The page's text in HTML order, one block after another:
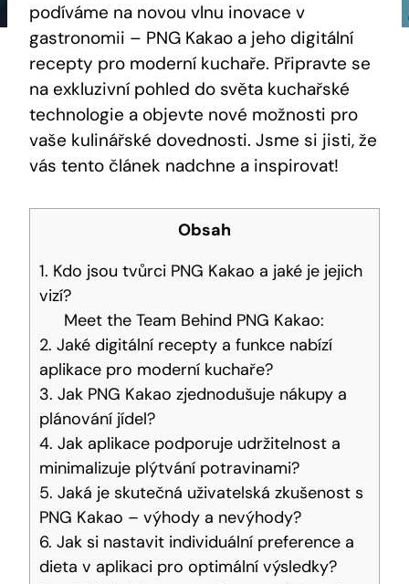
podíváme ⁤na novou ​vlnu inovace v
gastronomii‍ – PNG Kakao a jeho digitální
recepty pro moderní kuchaře. Připravte se
na⁤ exkluzivní ⁢pohled do světa⁢ kuchařské
technologie a⁣ objevte⁣ nové možnosti pro
vaše kulinářské dovednosti. ​Jsme si jisti, že‍
vás tento článek nadchne ​a inspirovat!
Obsah
1. Kdo jsou tvůrci PNG ⁤Kakao ⁢a jaké ⁢je jejich
vizí?
Meet the Team Behind PNG ‍Kakao:
2. Jaké ‌digitální recepty a funkce nabízí
aplikace ⁤pro​ moderní kuchaře?
3. Jak⁣ PNG Kakao zjednodušuje‍ nákupy a
plánování⁤ jídel?
4. Jak aplikace ​podporuje⁢ udržitelnost ⁣a
⁢minimalizuje ⁢plýtvání potravinami?
5. Jaká je skutečná uživatelská zkušenost s
PNG⁢ Kakao – výhody⁣ a nevýhody?
6.‍ Jak si nastavit⁤ individuální preference a
dieta v‍ aplikaci pro optimální výsledky?